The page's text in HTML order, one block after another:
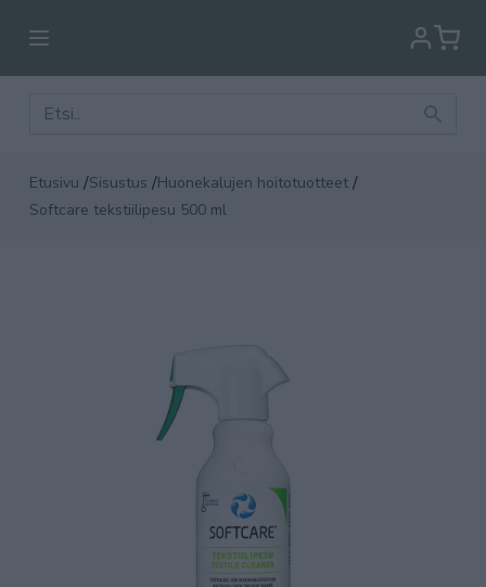
Etusivu /Sisustus /Huonekalujen hoitotuotteet /
Softcare tekstiilipesu 500 ml